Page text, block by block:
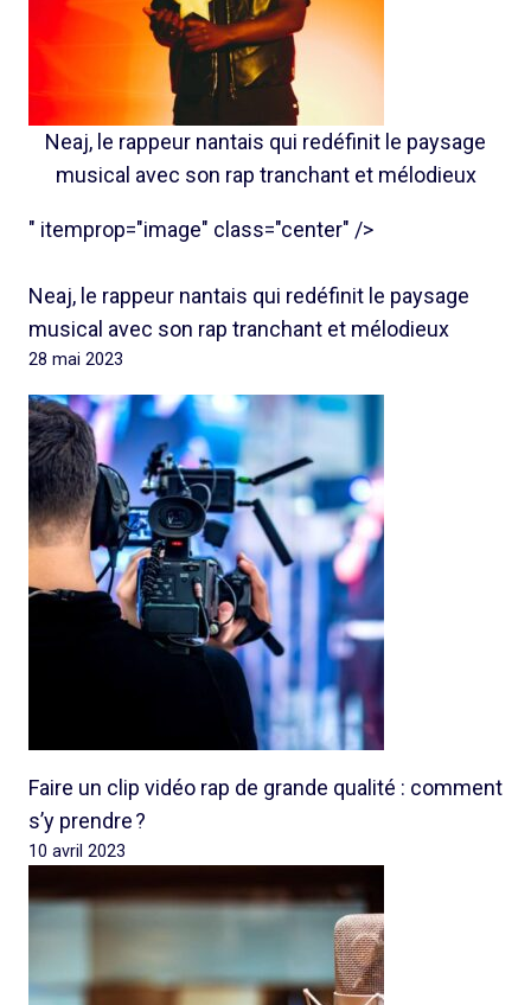
Neaj, le rappeur nantais qui redéfinit le paysage
musical avec son rap tranchant et mélodieux
" itemprop="image" class="center" />
Neaj, le rappeur nantais qui redéfinit le paysage
musical avec son rap tranchant et mélodieux
28 mai 2023
Faire un clip vidéo rap de grande qualité : comment
s’y prendre ?
10 avril 2023